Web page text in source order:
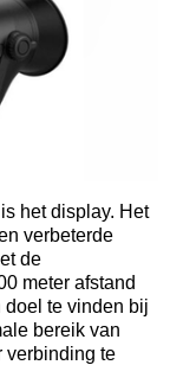
het display. Het
verbeterde
de
meter afstand
doel te vinden bij
bereik van
verbinding te